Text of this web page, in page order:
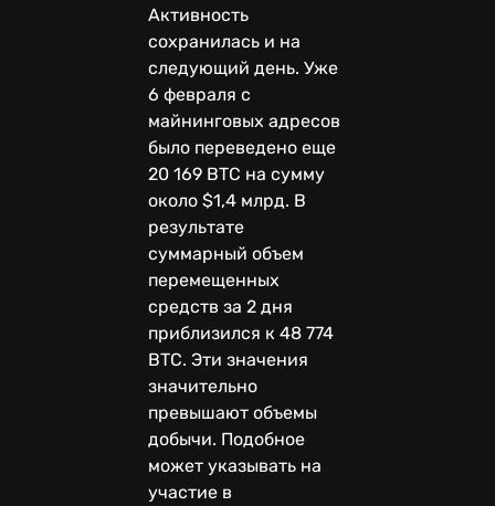
Активность
сохранилась и на
следующий день. Уже
6 февраля с
майнинговых адресов
было переведено еще
20 169 BTC на сумму
около $1,4 млрд. В
результате
суммарный объем
перемещенных
средств за 2 дня
приблизился к 48 774
BTC. Эти значения
значительно
превышают объемы
добычи. Подобное
может указывать на
участие в